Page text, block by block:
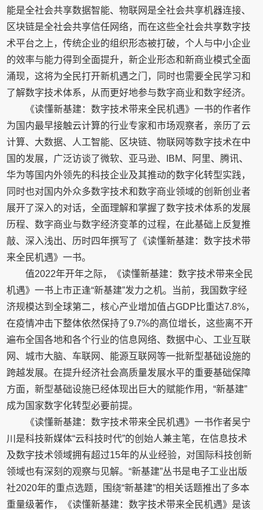
能是全社会共享数据智能、物联网是全社会共享机器连接、
区块链是全社会共享信任网络，而在这些全社会共享数字技
术平台之上，传统企业的组织形态被打破，个人与中小企业
的效率与能力得到全面提升，新企业形态和新商业模式全面
涌现，这将为全民打开新机遇之门，同时也需要全民学习和
了解数字技术体系，从而更好地参与数字商业和数字经济。
《读懂新基建：数字技术带来全民机遇》一书的作者作
为国内最早接触云计算的行业专家和市场观察者，亲历了云
计算、大数据、人工智能、区块链、物联网等数字技术在中
国的发展，广泛访谈了微软、亚马逊、IBM、阿里、腾讯、
华为等国内外领先的科技企业及其推动的数字化转型实践，
同时也对国内外众多数字技术和数字商业领域的创新创业者
展开了深入的对话，全面理解和掌握了数字技术体系的发展
历程、数字商业与数字经济变革的过程，在此基础上反复推
敲、深入浅出、历时四年撰写了《读懂新基建：数字技术带
来全民机遇》一书。
值2022年开年之际，《读懂新基建：数字技术带来全民
机遇》一书上市正逢“新基建”发力之机。当前，我国数字经
济规模达到全球第二，核心产业增加值占GDP比重达7.8%，
在疫情冲击下整体依然保持了9.7%的高位增长，这些离不开
遍布全国各地和各个行业的信息网络、数据中心、工业互联
网、城市大脑、车联网、能源互联网等一批新型基础设施的
跨越发展。在提升经济社会高质量发展水平的重要基础保障
方面，新型基础设施已经体现出巨大的赋能作用，“新基建”
成为国家数字化转型必要前提。
《读懂新基建：数字技术带来全民机遇》一书作者吴宁
川是科技新媒体“云科技时代”的创始人兼主笔，在信息技术
及数字技术领域拥有超过15年的从业经验，对国际科技创新
领域也有深刻的观察与见解。“新基建”丛书是电子工业出版
社2020年的重点选题，围绕“新基建”的相关话题推出了多本
重量级著作，《读懂新基建：数字技术带来全民机遇》是该